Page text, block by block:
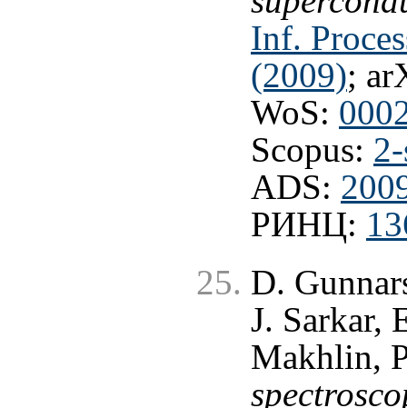
Inf.
(2009);
WoS:
Scopus:
ADS:
РИНЦ:
D.
J. Sarkar,
Makhlin,